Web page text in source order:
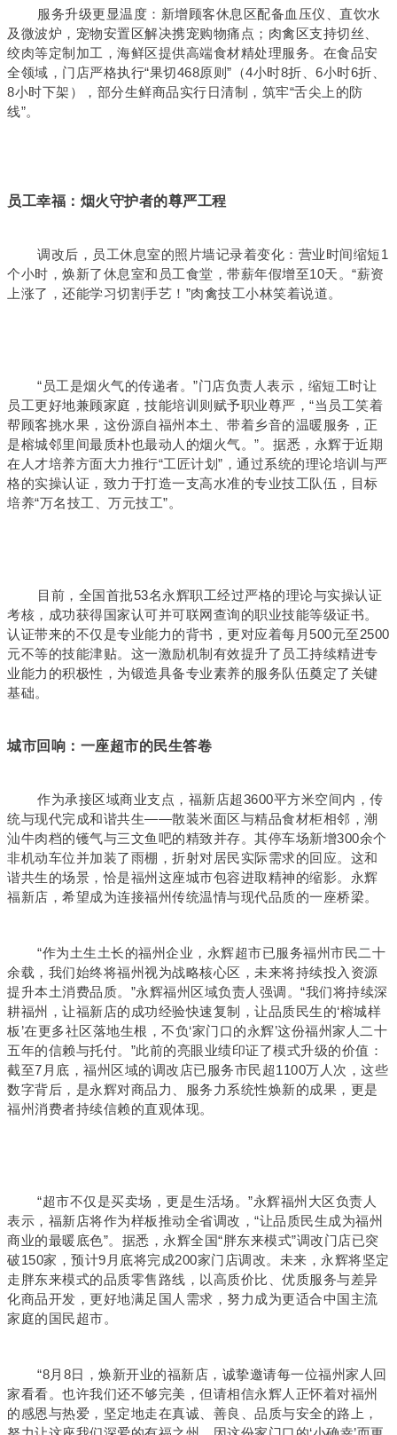
服务升级更显温度：新增顾客休息区配备血压仪、直饮水
及微波炉，宠物安置区解决携宠购物痛点；肉禽区支持切丝、
绞肉等定制加工，海鲜区提供高端食材精处理服务。在食品安
全领域，门店严格执行“果切468原则”（4小时8折、6小时6折、
8小时下架），部分生鲜商品实行日清制，筑牢“舌尖上的防
线”。
员工幸福：烟火守护者的尊严工程
调改后，员工休息室的照片墙记录着变化：营业时间缩短1
个小时，焕新了休息室和员工食堂，带薪年假增至10天。“薪资
上涨了，还能学习切割手艺！”肉禽技工小林笑着说道。
“员工是烟火气的传递者。”门店负责人表示，缩短工时让
员工更好地兼顾家庭，技能培训则赋予职业尊严，“当员工笑着
帮顾客挑水果，这份源自福州本土、带着乡音的温暖服务，正
是榕城邻里间最质朴也最动人的烟火气。”。据悉，永辉于近期
在人才培养方面大力推行“工匠计划”，通过系统的理论培训与严
格的实操认证，致力于打造一支高水准的专业技工队伍，目标
培养“万名技工、万元技工”。
目前，全国首批53名永辉职工经过严格的理论与实操认证
考核，成功获得国家认可并可联网查询的职业技能等级证书。
认证带来的不仅是专业能力的背书，更对应着每月500元至2500
元不等的技能津贴。这一激励机制有效提升了员工持续精进专
业能力的积极性，为锻造具备专业素养的服务队伍奠定了关键
基础。
城市回响：一座超市的民生答卷
作为承接区域商业支点，福新店超3600平方米空间内，传
统与现代完成和谐共生——散装米面区与精品食材柜相邻，潮
汕牛肉档的镬气与三文鱼吧的精致并存。其停车场新增300余个
非机动车位并加装了雨棚，折射对居民实际需求的回应。这和
谐共生的场景，恰是福州这座城市包容进取精神的缩影。永辉
福新店，希望成为连接福州传统温情与现代品质的一座桥梁。
“作为土生土长的福州企业，永辉超市已服务福州市民二十
余载，我们始终将福州视为战略核心区，未来将持续投入资源
提升本土消费品质。”永辉福州区域负责人强调。“我们将持续深
耕福州，让福新店的成功经验快速复制，让品质民生的‘榕城样
板’在更多社区落地生根，不负‘家门口的永辉’这份福州家人二十
五年的信赖与托付。”此前的亮眼业绩印证了模式升级的价值：
截至7月底，福州区域的调改店已服务市民超1100万人次，这些
数字背后，是永辉对商品力、服务力系统性焕新的成果，更是
福州消费者持续信赖的直观体现。
“超市不仅是买卖场，更是生活场。”永辉福州大区负责人
表示，福新店将作为样板推动全省调改，“让品质民生成为福州
商业的最暖底色”。据悉，永辉全国“胖东来模式”调改门店已突
破150家，预计9月底将完成200家门店调改。未来，永辉将坚定
走胖东来模式的品质零售路线，以高质价比、优质服务与差异
化商品开发，更好地满足国人需求，努力成为更适合中国主流
家庭的国民超市。
“8月8日，焕新开业的福新店，诚挚邀请每一位福州家人回
家看看。也许我们还不够完美，但请相信永辉人正怀着对福州
的感恩与热爱，坚定地走在真诚、善良、品质与安全的路上，